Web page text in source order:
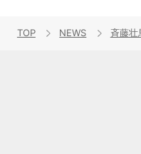
TOP NEWS 斉藤